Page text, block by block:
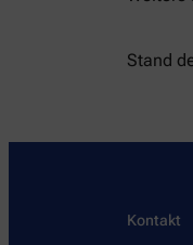
Stand
Kontakt